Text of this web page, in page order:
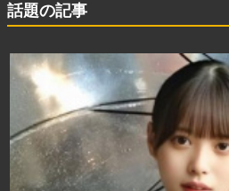
話題の記事